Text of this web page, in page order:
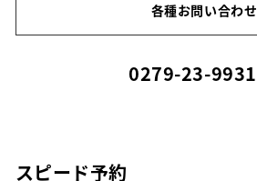
各種お問い合わせ
0279-23-9931
スピード予約